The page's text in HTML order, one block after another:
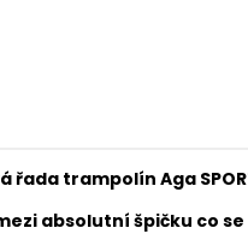
řada trampolín Aga
absolutní špičku co